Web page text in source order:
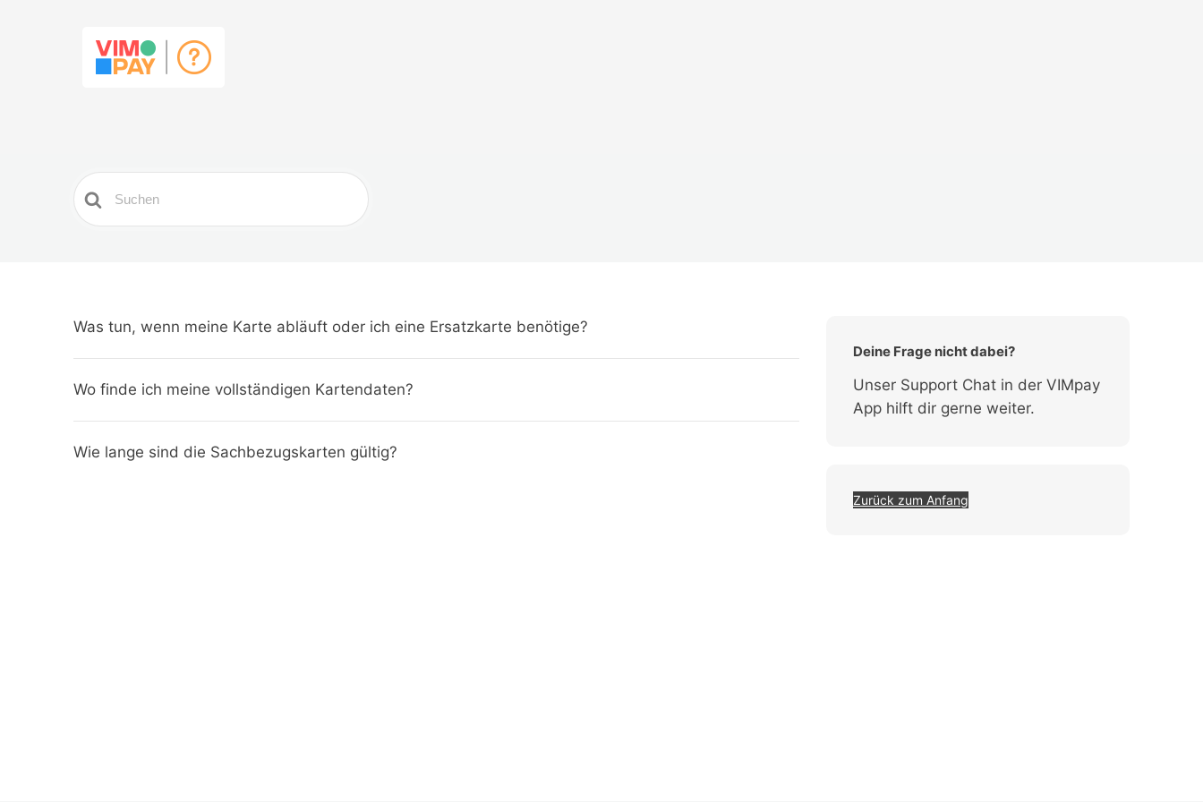
Search
For
Was tun, wenn meine Karte abläuft oder ich eine Ersatzkarte benötige?
Wo finde ich meine vollständigen Kartendaten?
Wie lange sind die Sachbezugskarten gültig?
Deine Frage nicht dabei?
Unser Support Chat in der VIMpay
App hilft dir gerne weiter.
Zurück zum Anfang